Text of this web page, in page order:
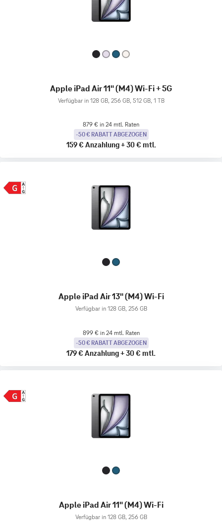
Apple iPad Air 11" (M4) Wi-Fi + 5G
Verfügbar in 128 GB, 256 GB, 512 GB, 1 TB
879 € in 24 mtl. Raten
-50 € RABATT ABGEZOGEN
159 € Anzahlung+30 € mtl.
Apple iPad Air 13" (M4) Wi-Fi
Verfügbar in 128 GB, 256 GB
899 € in 24 mtl. Raten
-50 € RABATT ABGEZOGEN
179 € Anzahlung+30 € mtl.
Apple iPad Air 11" (M4) Wi-Fi
Verfügbar in 128 GB, 256 GB